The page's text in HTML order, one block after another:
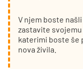
V njem boste
zastavite
katerimi boste še
nova živila.